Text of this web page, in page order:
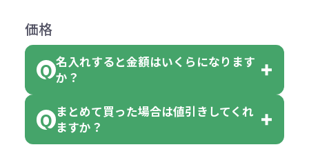
但し、ロゴなど名入れ印刷をされる
れ等分で100個ずつ入って参ります。
（割り切れない場合は数個単位で前
色指定できる商品に付きましては商
品詳細の購入の所で色が選べるよう
い。
例えば…
クエアトート」を300個注文した場
がございます。
ご注文の際は、十分にご確認・ご検
めご了承ください。
ただし下記の場合は承っております
●初期不良または不良品（破損、故
障）の場合
価格
名入れすると金額はいくらになります
か？
名入れありの場合の代金の計算方法
は下記の通りです。
まとめて買った場合は値引きしてくれ
ますか？